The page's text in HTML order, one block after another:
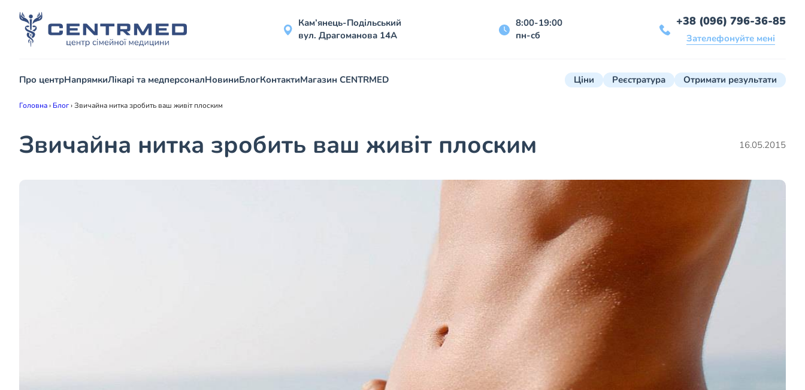
Кам’янець-Подільський
вул. Драгоманова 14А
8:00-19:00
пн-сб
+38 (096) 796-36-85
Зателефонуйте мені
Про центрНапрямкиЛікарі та медперсоналНовиниБлогКонтактиМагазин CENTRMED Ціни Реєстратура Отримати результати
Головна› Блог›Звичайна нитка зробить ваш живіт плоским
Звичайна нитка зробить ваш живіт плоским 16.05.2015